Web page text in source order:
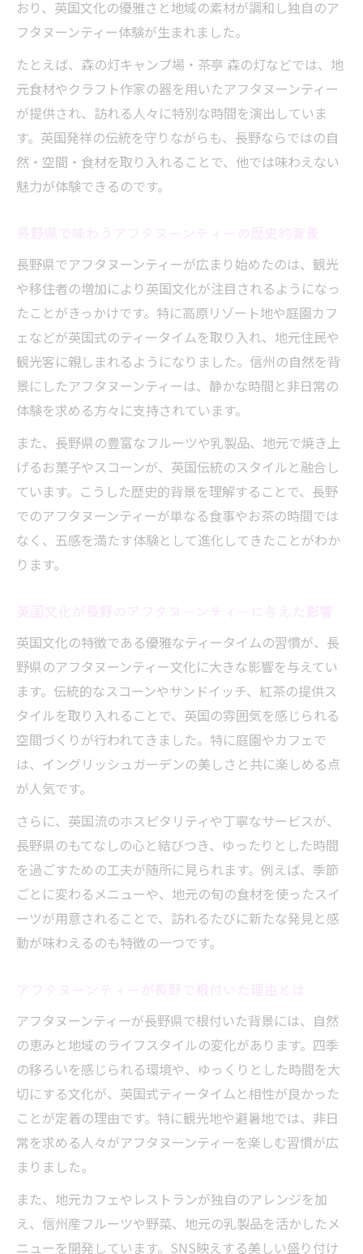
なぜ長野でアフタヌーンティーが愛され続
英国文化と長野の自然が生むアフタヌーン
ティー体験
長野県独自のアフタヌーンティースタイル
紹介
自然に囲まれた長野で紅茶時間を贅沢に楽しむ
四季の移ろいとアフタヌーンティーの心地
よい時間
庭園や自然に包まれたアフタヌーンティー
体験
長野の自然がアフタヌーンティーに与える
癒やし効果
アフタヌーンティーで感じる非日常のティー
タイム
アフタヌーンティーの起源から広がる信州文化
の魅力
アフタヌーンティーの歴史が信州文化に与
えた影響
文化
アフタヌーンティーと信州の食文化の出会
い
地域の個性が光るアフタヌーンティーの愉
しみ方
地元食材が彩る長野県のアフタヌーンティ
ー体験
旬の素材を活かしたアフタヌーンティーの
楽しみ
長野産のフルーツやハーブが主役のティー
地元の魅力を感じる特別なアフタヌーンテ
ィー
非日常を味わう庭園アフタヌーンティー体験と
は
庭園で楽しむアフタヌーンティーの優雅な
時間
非日常空間で味わう長野のアフタヌーンテ
ィー
四季折々の庭園風景とアフタヌーンティー
の魅力
おり、英国文化の優雅さと地域の素材が調和し独自のア
フタヌーンティー体験が生まれました。
たとえば、森の灯キャンプ場・茶亭 森の灯などでは、地
元食材やクラフト作家の器を用いたアフタヌーンティー
が提供され、訪れる人々に特別な時間を演出していま
す。英国発祥の伝統を守りながらも、長野ならではの自
然・空間・食材を取り入れることで、他では味わえない
魅力が体験できるのです。
長野県でアフタヌーンティーが広まり始めたのは、観光
や移住者の増加により英国文化が注目されるようになっ
たことがきっかけです。特に高原リゾート地や庭園カフ
ェなどが英国式のティータイムを取り入れ、地元住民や
観光客に親しまれるようになりました。信州の自然を背
景にしたアフタヌーンティーは、静かな時間と非日常の
体験を求める方々に支持されています。
また、長野県の豊富なフルーツや乳製品、地元で焼き上
げるお菓子やスコーンが、英国伝統のスタイルと融合し
ています。こうした歴史的背景を理解することで、長野
でのアフタヌーンティーが単なる食事やお茶の時間では
なく、五感を満たす体験として進化してきたことがわか
ります。
英国文化の特徴である優雅なティータイムの習慣が、長
野県のアフタヌーンティー文化に大きな影響を与えてい
ます。伝統的なスコーンやサンドイッチ、紅茶の提供ス
タイルを取り入れることで、英国の雰囲気を感じられる
空間づくりが行われてきました。特に庭園やカフェで
は、イングリッシュガーデンの美しさと共に楽しめる点
が人気です。
さらに、英国流のホスピタリティや丁寧なサービスが、
長野県のもてなしの心と結びつき、ゆったりとした時間
を過ごすための工夫が随所に見られます。例えば、季節
ごとに変わるメニューや、地元の旬の食材を使ったスイ
ーツが用意されることで、訪れるたびに新たな発見と感
動が味わえるのも特徴の一つです。
アフタヌーンティーが長野県で根付いた背景には、自然
の恵みと地域のライフスタイルの変化があります。四季
の移ろいを感じられる環境や、ゆっくりとした時間を大
切にする文化が、英国式ティータイムと相性が良かった
ことが定着の理由です。特に観光地や避暑地では、非日
常を求める人々がアフタヌーンティーを楽しむ習慣が広
まりました。
また、地元カフェやレストランが独自のアレンジを加
え、信州産フルーツや野菜、地元の乳製品を活かしたメ
ニューを開発しています。SNS映えする美しい盛り付け